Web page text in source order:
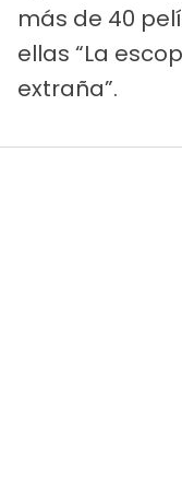
más de 40
ellas “La
extraña”.